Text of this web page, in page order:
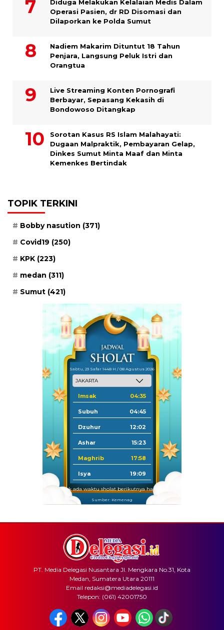
Diduga Melakukan Kelalaian Medis Dalam
Operasi Pasien, dr RD Disomasi dan
Dilaporkan ke Polda Sumut
​Nadiem Makarim Dituntut 18 Tahun
Penjara, Langsung Peluk Istri dan
Orangtua
Live Streaming Konten Pornografi
Berbayar, Sepasang Kekasih di
Bondowoso Ditangkap
Sorotan Kasus RS Islam Malahayati:
Dugaan Malpraktik, Pembayaran Gelap,
Dinkes Sumut Minta Maaf dan Minta
Kemenkes Bertindak
TOPIK TERKINI
Bobby nasution (371)
Covid19 (250)
KPK (223)
medan (311)
Sumut (421)
Sabtu, 23 Safar 1448 H / 08 Agustus 2026
Imsak 04:35
Subuh 04:45
Dzuhur 12:02
Ashar 15:23
Maghrib 17:58
Isya 19:09
Tidak ada waktu sholat berikutnya hari ini.
Sumber: Kemenag
PT. Media Delegasi Nusantara Jl. Mengkara No.31, Kota
Medan, Sumatera Utara 20111
Email redaksi@mediadelegasi.id
Telepon: (061) 42001750